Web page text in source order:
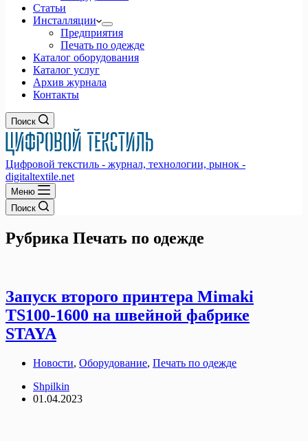
Статьи
Инсталляции
Предприятия
Печать по одежде
Каталог оборудования
Каталог услуг
Архив журнала
Контакты
Поиск
Цифровой текстиль - журнал, технологии, рынок -
digitaltextile.net
Меню
Поиск
Рубрика Печать по одежде
Запуск второго принтера Mimaki
TS100-1600 на швейной фабрике
STAYA
Новости, Оборудование, Печать по одежде
Shpilkin
01.04.2023